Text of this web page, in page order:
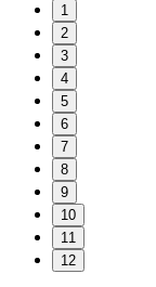
1
2
3
4
5
6
7
8
9
10
11
12